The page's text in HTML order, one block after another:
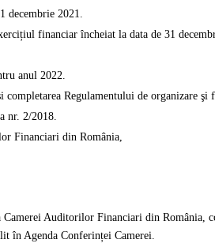
decembrie 2021.
financiar încheiat la data de 31
anul 2022.
Regulamentului de organizare
nr. 2/2018.
Financiari din România,
Auditorilor Financiari din România,
în Agenda Conferinței Camerei.